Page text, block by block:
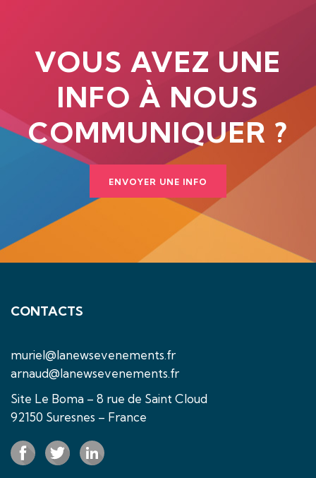
VOUS AVEZ UNE
INFO À NOUS
COMMUNIQUER ?
ENVOYER UNE INFO
CONTACTS
muriel@lanewsevenements.fr
arnaud@lanewsevenements.fr
Site Le Boma – 8 rue de Saint Cloud
92150 Suresnes – France